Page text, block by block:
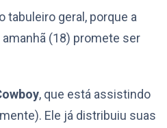
tabuleiro geral, porque a
(18) promete ser
, que está assistindo
Ele já distribuiu suas